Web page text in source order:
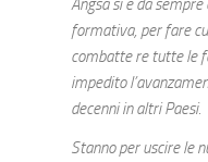
Angsa si è da
formativa, per fare
combatte re tutte le
impedito
decenni in altri Paesi.
Stanno per uscire le